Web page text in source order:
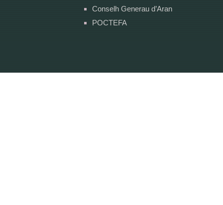
Conselh Generau d’Aran
POCTEFA